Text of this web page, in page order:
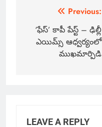
Previous:
‘ఫేస్’ కాపీ పేస్ట్ – ఢిల్లీ
ఎయిమ్స్ ఆధ్వర్యంలో
ముఖమార్పిడి
LEAVE A REPLY